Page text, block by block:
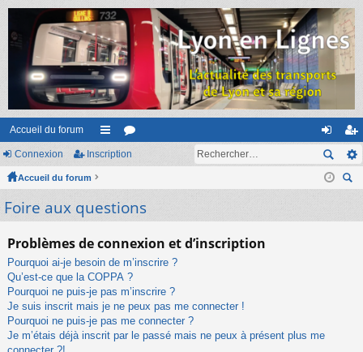
Accueil du forum
ac
ur
s
or
m
on
ne
ns
cri
Connexion Inscription
Accueil du forum
Foire aux questions
Problèmes de connexion et d’inscription
Pourquoi ai-je besoin de m’inscrire ?
Qu’est-ce que la COPPA ?
Pourquoi ne puis-je pas m’inscrire ?
Je suis inscrit mais je ne peux pas me connecter !
Pourquoi ne puis-je pas me connecter ?
Je m’étais déjà inscrit par le passé mais ne peux à présent plus me